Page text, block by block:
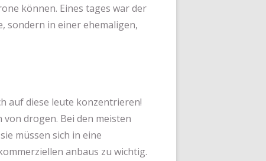
können. Eines tages war der
sondern in einer ehemaligen,
auf diese leute konzentrieren!
drogen. Bei den meisten
müssen sich in eine
anbaus zu wichtig.